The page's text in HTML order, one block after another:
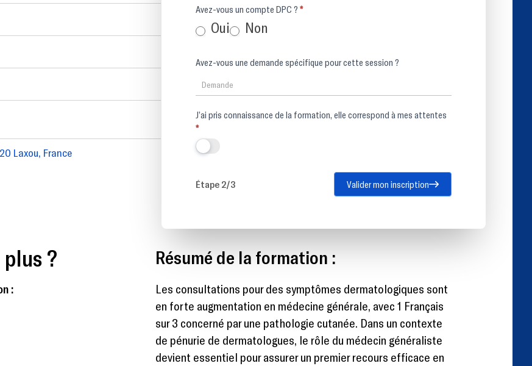
Laxou, France
Avez-vous un compte DPC ? *
Oui Non
Avez-vous une demande spécifique pour cette session ?
J’ai pris connaissance de la formation, elle correspond à mes attentes
*
Étape 2/3 Valider mon inscription
?
:
Résumé de la formation :
Les consultations pour des symptômes dermatologiques sont
en forte augmentation en médecine générale, avec 1 Français
sur 3 concerné par une pathologie cutanée. Dans un contexte
de pénurie de dermatologues, le rôle du médecin généraliste
devient essentiel pour assurer un premier recours efficace en